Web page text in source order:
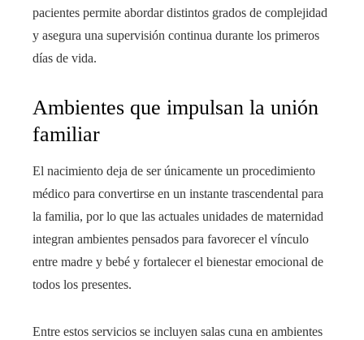
pacientes permite abordar distintos grados de complejidad
y asegura una supervisión continua durante los primeros
días de vida.
Ambientes que impulsan la unión
familiar
El nacimiento deja de ser únicamente un procedimiento
médico para convertirse en un instante trascendental para
la familia, por lo que las actuales unidades de maternidad
integran ambientes pensados para favorecer el vínculo
entre madre y bebé y fortalecer el bienestar emocional de
todos los presentes.
Entre estos servicios se incluyen salas cuna en ambientes